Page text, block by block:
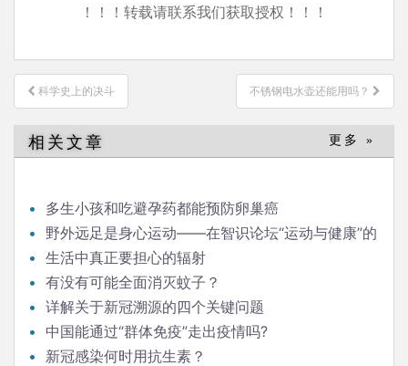
！！！转载请联系我们获取授权！！！
文
章
导
航
科学史上的决斗 不锈钢电水壶还能用吗？
相关文章 更多 »
多生小孩和吃避孕药都能预防卵巢癌
野外远足是身心运动——在智识论坛“运动与健康”的
发言生活中真正要担心的辐射
有没有可能全面消灭蚊子？
详解关于新冠溯源的四个关键问题
中国能通过“群体免疫”走出疫情吗?
新冠感染何时用抗生素？